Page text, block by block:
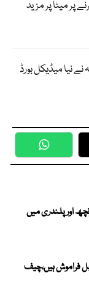
پر میٹا پر مزید
نے نیا میڈیکل بورڈ
WhatsApp
اور پلندری میں
فراموش ہیں،چیف